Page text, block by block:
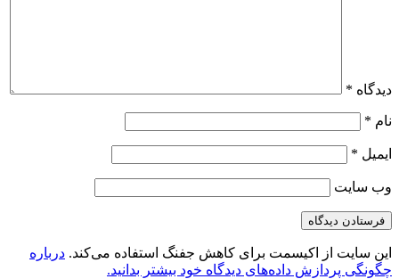
دیدگاه *
نام *
ایمیل *
وب‌ سایت
این سایت از اکیسمت برای کاهش جفنگ استفاده می‌کند. درباره
چگونگی پردازش داده‌های دیدگاه خود بیشتر بدانید.